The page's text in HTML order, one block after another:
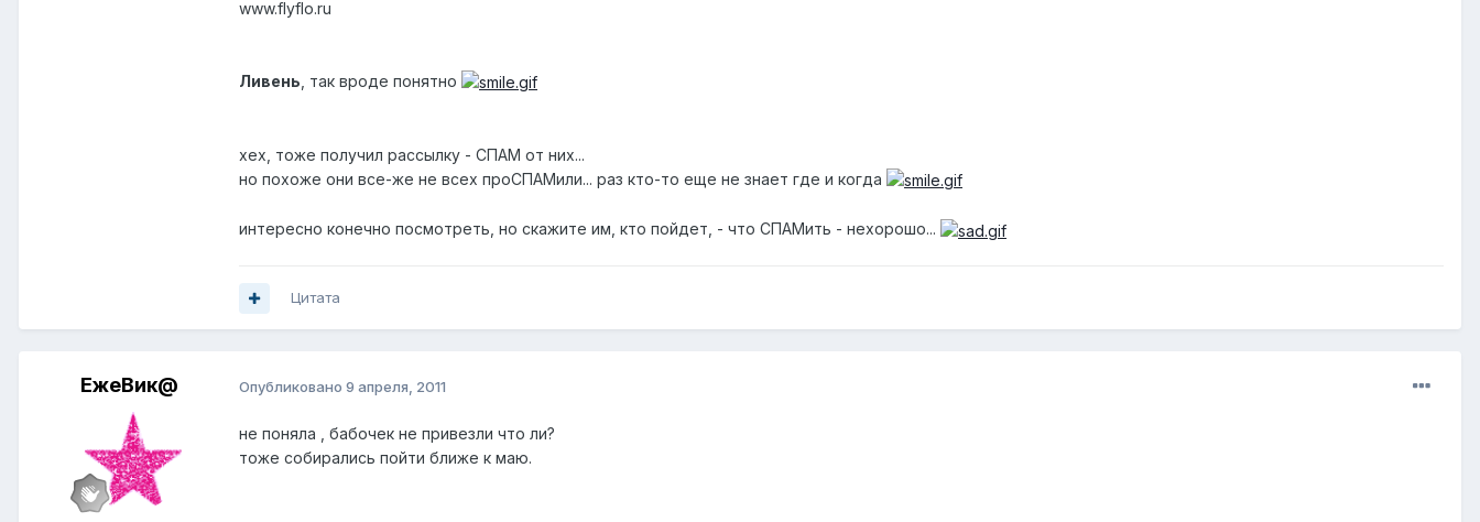
www.flyflo.ru
Ливень , так вроде понятно
хех, тоже получил рассылку - СПАМ от них...
но похоже они все-же не всех проСПАМили... раз кто-то еще не знает где и когда
интересно конечно посмотреть, но скажите им, кто пойдет, - что СПАМить - нехорошо...
Цитата
ЕжеВик@ Опубликовано 9 апреля, 2011
не поняла , бабочек не привезли что ли?
тоже собирались пойти ближе к маю.